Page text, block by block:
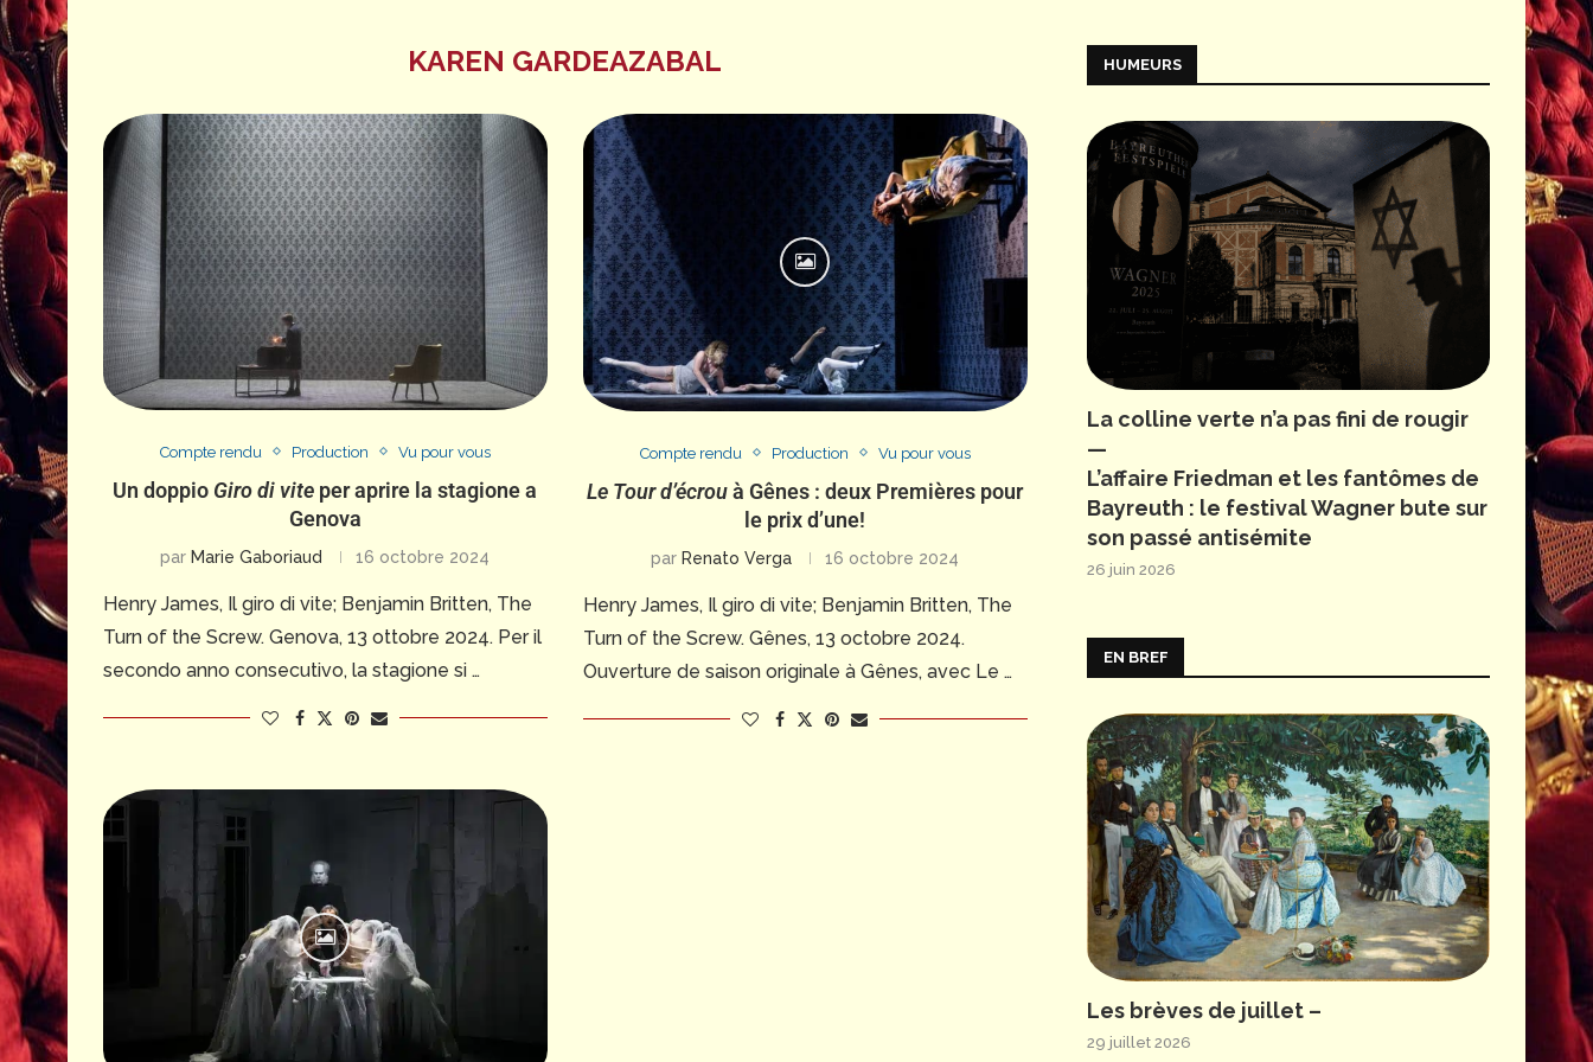
KAREN GARDEAZABAL
Compte rendu Production Vu pour vous
Un doppio Giro di vite per aprire la stagione a
Genova
par Marie Gaboriaud 16 octobre 2024
Henry James, Il giro di vite; Benjamin Britten, The
Turn of the Screw. Genova, 13 ottobre 2024. Per il
secondo anno consecutivo, la stagione si …
Compte rendu Production Vu pour vous
Le Tour d’écrouà Gênes : deux Premières pour
le prix d’une!
parRenato Verga 16 octobre 2024
Henry James, Il giro di vite; Benjamin Britten, The
Turn of the Screw. Gênes, 13 octobre 2024.
Ouverture de saison originale à Gênes, avec Le …
HUMEURS
La colline verte n’a pas fini de rougir
—
L’affaire Friedman et les fantômes de
Bayreuth : le festival Wagner bute sur
son passé antisémite
26 juin 2026
EN BREF
Les brèves de juillet –
29 juillet 2026